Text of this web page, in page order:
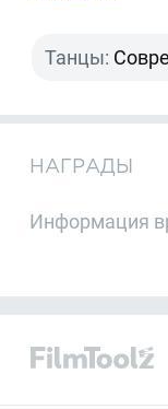
Танцы:
НАГРАДЫ
Информация